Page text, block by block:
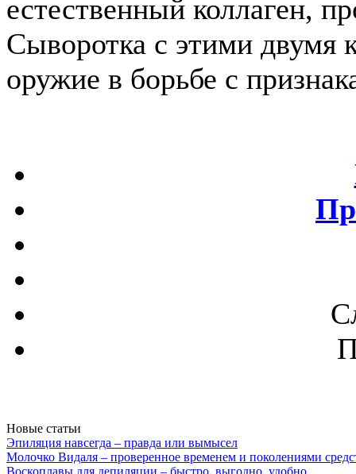
естественный коллаген,
Сыворотка с этими
оружие в борьбе с
Новые статьи
Эпиляция навсегда – правда или вымысел
Молочко Видаля – проверенное временем и поколениями
Воскоплавы для депиляции – быстро, выгодно, удобно